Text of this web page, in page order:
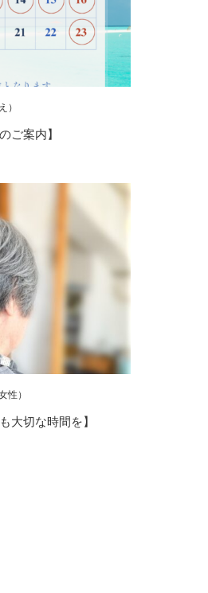
）
ご案内】
性）
大切な時間を】